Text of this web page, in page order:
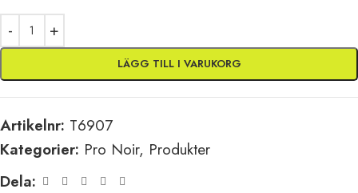
LÄGG TILL I VARUKORG
Artikelnr: T6907
Kategorier: Pro Noir, Produkter
Dela: